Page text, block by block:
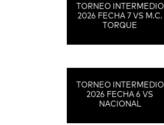
TORNEO INTERMEDIO
2026 FECHA 7 VS M.C.
TORQUE
TORNEO INTERMEDIO
2026 FECHA 6 VS
NACIONAL